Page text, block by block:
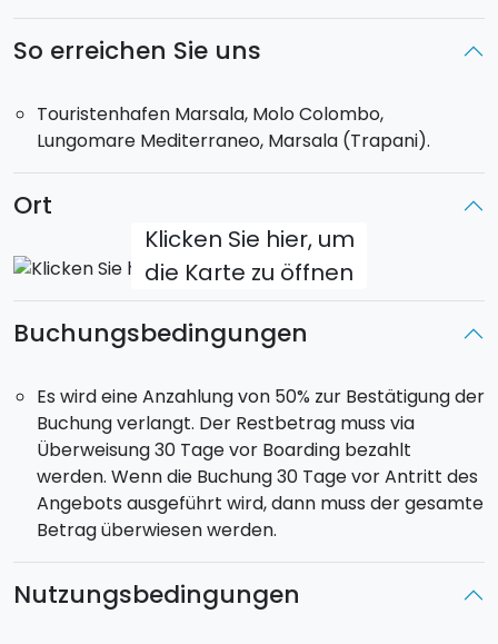
Bord nach der Tradition der sizilianischen Küche
zubereitet werden (Schiffsküche auf Kosten der
Gäste).
Max 8 Gäste an Bord, 2 wc.
DasSchiff wird eine Woche nur euch zur
Verfügung stehen.Die Route könnt ihr nach eurem
Gefallen bestimmen.
Boarding am Hafen von Trapani um 18:00
Uhr.
Rückkehr: Samstag Früh um 09:00 Uhr.
So erreichen Sie uns
Touristenhafen Marsala, Molo Colombo,
Lungomare Mediterraneo, Marsala (Trapani).
Ort
Klicken Sie hier, um
die Karte zu öffnen
Buchungsbedingungen
Es wird eine Anzahlung von 50% zur Bestätigung der
Buchung verlangt. Der Restbetrag muss via
Überweisung 30 Tage vor Boarding bezahlt
werden. Wenn die Buchung 30 Tage vor Antritt des
Angebots ausgeführt wird, dann muss der gesamte
Betrag überwiesen werden.
Nutzungsbedingungen